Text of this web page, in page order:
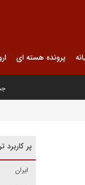
پرونده هسته ای
جمعه
پر کاربرد
ایران